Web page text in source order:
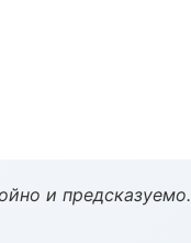
и предсказуемо.